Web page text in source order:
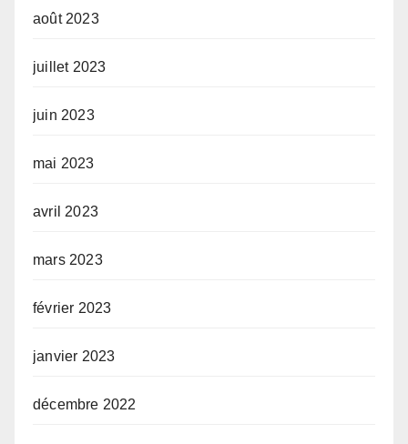
août 2023
juillet 2023
juin 2023
mai 2023
avril 2023
mars 2023
février 2023
janvier 2023
décembre 2022